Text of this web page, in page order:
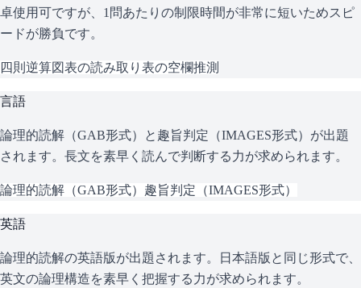
卓使用可ですが、1問あたりの制限時間が非常に短いためスピ
ードが勝負です。
四則逆算図表の読み取り 表の空欄推測
言語
論理的読解（GAB形式）と趣旨判定（IMAGES形式）が出題
されます。長文を素早く読んで判断する力が求められます。
論理的読解（GAB形式） 趣旨判定（IMAGES形式）
英語
論理的読解の英語版が出題されます。日本語版と同じ形式で、
英文の論理構造を素早く把握する力が求められます。